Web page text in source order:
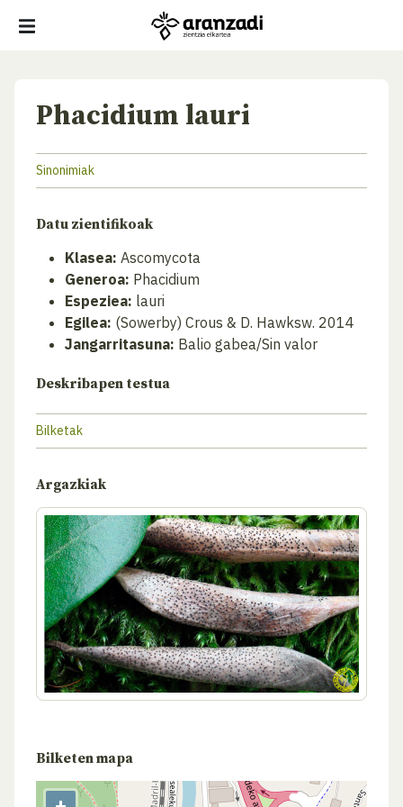
Phacidium lauri
Sinonimiak
Datu zientifikoak
Klasea: Ascomycota
Generoa: Phacidium
Espeziea: lauri
Egilea: (Sowerby) Crous & D. Hawksw. 2014
Jangarritasuna: Balio gabea/Sin valor
Deskribapen testua
Bilketak
Argazkiak
Bilketen mapa